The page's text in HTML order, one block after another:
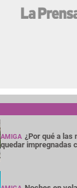
AMIGA ¿Por qué a las
quedar impregnadas